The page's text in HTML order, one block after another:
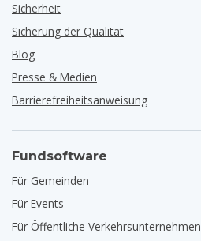
Sicherheit
Sicherung der Qualität
Blog
Presse & Medien
Barrierefreiheitsanweisung
Fundsoftware
Für Gemeinden
Für Events
Für Öffentliche Verkehrsunternehmen